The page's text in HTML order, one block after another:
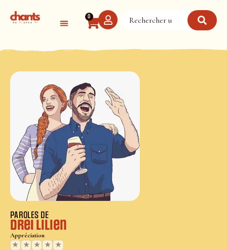
0
PAROLES DE
Drei Lilien
Appréciation
★
★ ★ ★ ★